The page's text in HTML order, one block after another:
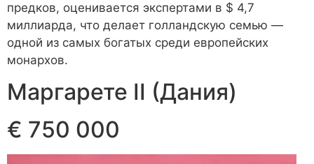
предков, оценивается экспертами в $ 4,7
миллиарда, что делает голландскую семью —
одной из самых богатых среди европейских
монархов.
Маргарете II (Дания)
€ 750 000